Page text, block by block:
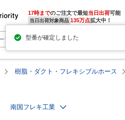
17時までのご注文で最短当日出荷
当日出荷対象商品 135万点拡大中！
樹脂・ダクト・フレキシブルホース
南国フレキ工業